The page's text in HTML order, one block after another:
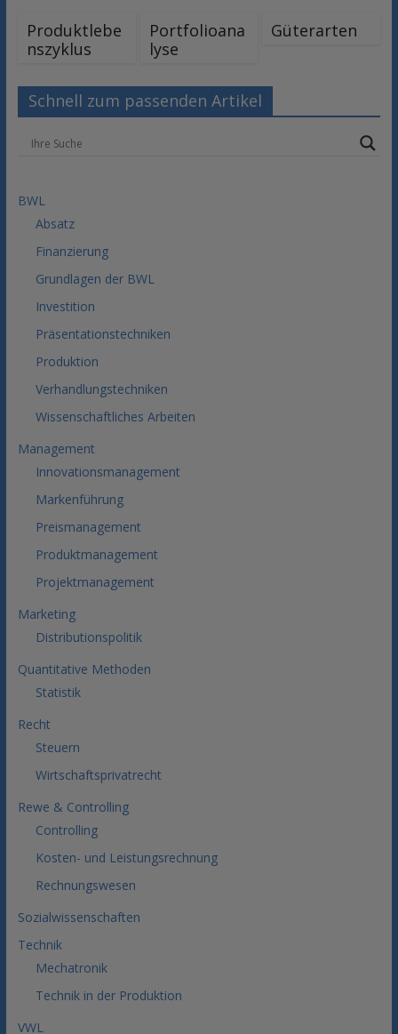
Produktlebe
nszyklus
Portfolioana
lyse
Güterarten
Schnell zum passenden Artikel
BWL
Absatz
Finanzierung
Grundlagen der BWL
Investition
Präsentationstechniken
Produktion
Verhandlungstechniken
Wissenschaftliches Arbeiten
Management
Innovationsmanagement
Markenführung
Preismanagement
Produktmanagement
Projektmanagement
Marketing
Distributionspolitik
Quantitative Methoden
Statistik
Recht
Steuern
Wirtschaftsprivatrecht
Rewe & Controlling
Controlling
Kosten- und Leistungsrechnung
Rechnungswesen
Sozialwissenschaften
Technik
Mechatronik
Technik in der Produktion
VWL